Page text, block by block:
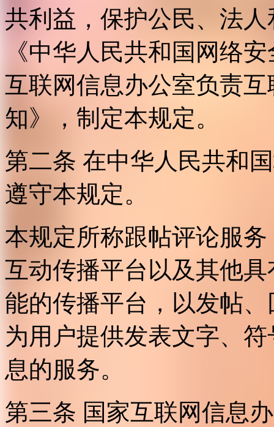
共利益，保护公民、法
《中华人民共和国网络
互联网信息办公室负责
知》，制定本规定。
第二条 在中华人民共和
遵守本规定。
本规定所称跟帖评论服
互动传播平台以及其他
能的传播平台，以发帖
为用户提供发表文字、
息的服务。
第三条 国家互联网信息